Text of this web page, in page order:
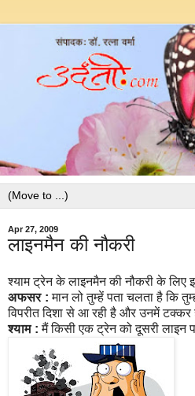
Apr 27, 2009
लाइनमैन की नौकरी
श्याम ट्रेन के लाइनमैन की नौकरी के लिए
अफसर : मान लो तुम्हें पता चलता है कि
विपरीत दिशा से आ रही है और उनमें टक्कर
श्याम : मैं किसी एक ट्रेन को दूसरी लाइन